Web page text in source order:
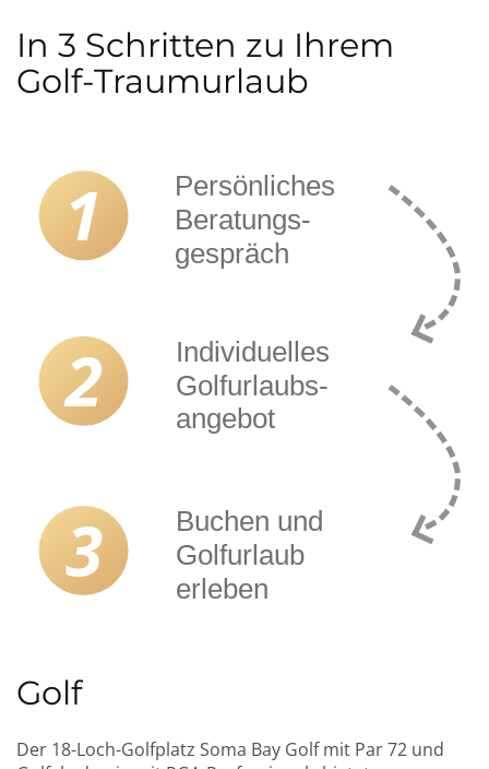
In 3 Schritten zu Ihrem
Golf-Traumurlaub
Golf
Der 18-Loch-Golfplatz Soma Bay Golf mit Par 72 und